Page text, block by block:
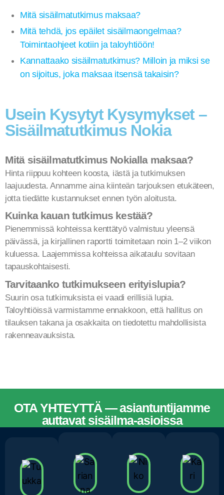
Mitä sisäilmatutkimus maksaa?
Mitä tehdä, jos epäilet sisäilmaongelmaa?
Toimintaohjeet kotiin ja taloyhtiöön!
Kannattaako sisäilmatutkimus? Milloin ja miksi se
on sijoitus, joka maksaa itsensä takaisin?
Usein Kysytyt Kysymykset –
Sisäilmatutkimus Nokia
Mitä sisäilmatutkimus Nokialla maksaa?
Hinta riippuu kohteen koosta, iästä ja tutkimuksen
laajuudesta. Annamme aina kiinteän tarjouksen etukäteen,
jotta tiedätte kustannukset ennen työn aloitusta.
Kuinka kauan tutkimus kestää?
Pienemmissä kohteissa kenttätyö valmistuu yleensä
päivässä, ja kirjallinen raportti toimitetaan noin 1–2 viikon
kuluessa. Laajemmissa kohteissa aikataulu sovitaan
tapauskohtaisesti.
Tarvitaanko tutkimukseen erityislupia?
Suurin osa tutkimuksista ei vaadi erillisiä lupia.
Taloyhtiöissä varmistamme ennakkoon, että hallitus on
tilauksen takana ja osakkaita on tiedotettu mahdollisista
rakenneavauksista.
OTA YHTEYTTÄ — asiantuntijamme
auttavat sisäilma-asioissa
ASIANTUNTIJAMME